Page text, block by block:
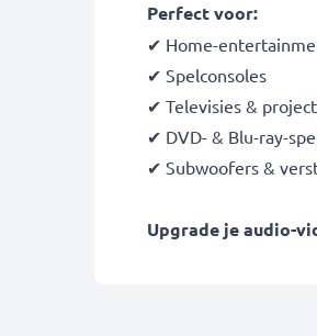
Perfect voor:
✔ Home-
✔ Spelconsoles
✔ Televisies &
✔ DVD- & Blu-ray-
✔ Subwoofers &
Upgrade je audio-